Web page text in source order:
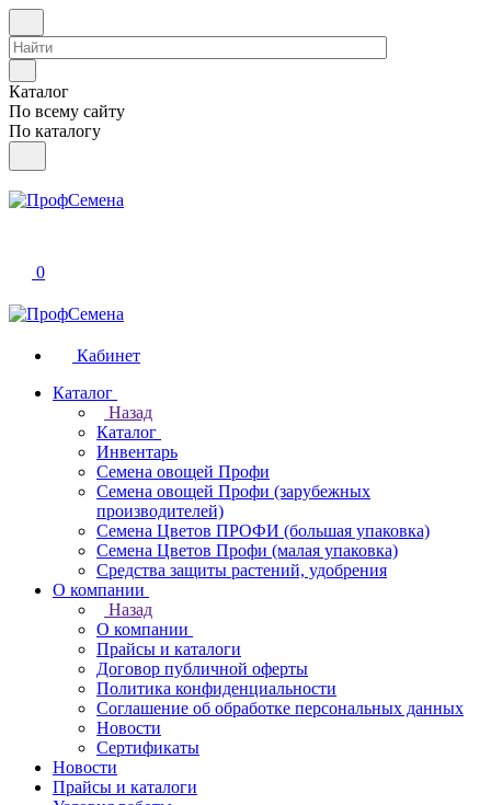
Каталог
По всему сайту
По каталогу
0
Кабинет
Каталог
Назад
Каталог
Инвентарь
Семена овощей Профи
Семена овощей Профи (зарубежных
производителей)
Семена Цветов ПРОФИ (большая упаковка)
Семена Цветов Профи (малая упаковка)
Средства защиты растений, удобрения
О компании
Назад
О компании
Прайсы и каталоги
Договор публичной оферты
Политика конфиденциальности
Соглашение об обработке персональных данных
Новости
Сертификаты
Новости
Прайсы и каталоги